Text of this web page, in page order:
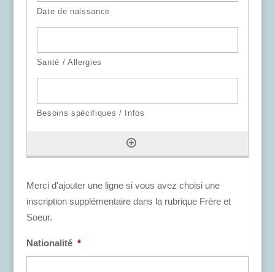
Merci d'ajouter une ligne si vous avez choisi une
inscription supplémentaire dans la rubrique Frère et
Soeur.
Nationalité *